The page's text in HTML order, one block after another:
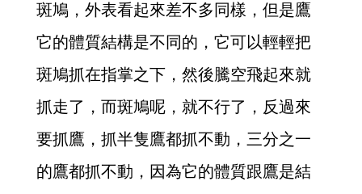
斑鳩，外表看起來差不多同樣，但是鷹
它的體質結構是不同的，它可以輕輕把
斑鳩抓在指掌之下，然後騰空飛起來就
抓走了，而斑鳩呢，就不行了，反過來
要抓鷹，抓半隻鷹都抓不動，三分之一
的鷹都抓不動，因為它的體質跟鷹是結